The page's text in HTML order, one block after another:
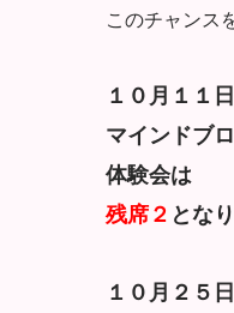
このチャンス
１０月１１
マインドブ
体験会は
残席２ とな
１０月２５